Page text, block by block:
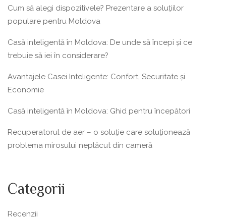
Cum să alegi dispozitivele? Prezentare a soluțiilor
populare pentru Moldova
Casă inteligentă în Moldova: De unde să începi și ce
trebuie să iei în considerare?
Avantajele Casei Inteligente: Confort, Securitate și
Economie
Casă inteligentă în Moldova: Ghid pentru începători
Recuperatorul de aer – o soluție care soluționează
problema mirosului neplăcut din cameră
Categorii
Recenzii